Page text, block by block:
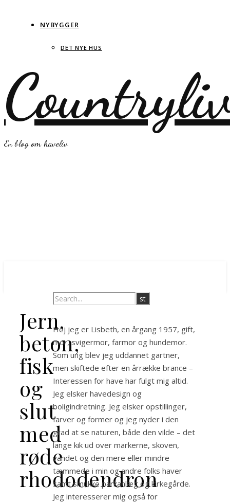
NYBYGGER
DET NYE HUS
En blog om haveliv
Jern,
beton,
fisk
og
slut
med
røde
rhododendron
Hej jeg er Lisbeth, en årgang 1957, gift,
mor, svigermor, farmor og hundemor.
Som ung blev jeg uddannet gartner,
men skiftede efter en årrække brance –
Interessen for have har fulgt mig altid.
Jeg elsker havedesign og
boligindretning. Jeg elsker opstillinger,
farver og former og jeg nyder i den
grad at se naturen, både den vilde – det
lange kik ud over markerne, skoven,
vandet og den mere eller mindre
tæmmede i min og andre folks haver
samt smukke parkanlæg og kirkegårde.
Jeg interesserer mig også for